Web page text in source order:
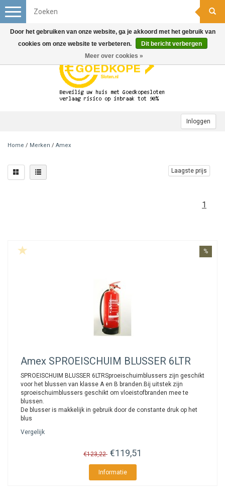
Inloggen
Toggle
navigation
Home / Merken / Amex
Laagste prijs
1
%
Amex SPROEISCHUIM BLUSSER 6LTR
SPROEISCHUIM BLUSSER 6LTRSproeischuimblussers zijn geschikt
voor het blussen van klasse A en B branden.Bij uitstek zijn
sproeischuimblussers geschikt om vloeistofbranden mee te
blussen.
De blusser is makkelijk in gebruik door de constante druk op het
blus
Vergelijk
€123,22 €119,51
Informatie
Door het gebruiken van onze website, ga je akkoord met het gebruik van
cookies om onze website te verbeteren.
Dit bericht verbergen
Meer over cookies »